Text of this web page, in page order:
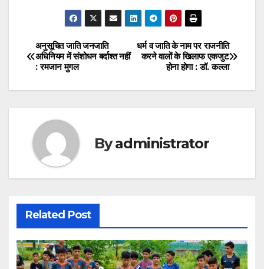
Post
navigation
धर्म व जाति के नाम पर राजनीति
करने वालों के खिलाफ एकजुट
होना होगा : डॉ. कल्ला
अनुसूचित जाति जनजाति
अधिनियम में संशोधन बर्दाश्त नहीं
: रमजान मुगल
Byadministrator
Related Post